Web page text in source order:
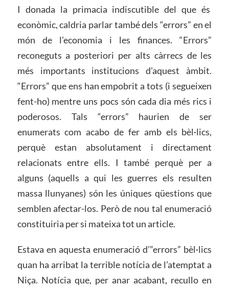
I donada la primacia indiscutible del que és
econòmic, caldria parlar també dels “errors” en el
món de l’economia i les finances. “Errors”
reconeguts a posteriori per alts càrrecs de les
més importants institucions d’aquest àmbit.
“Errors” que ens han empobrit a tots (i segueixen
fent-ho) mentre uns pocs són cada dia més rics i
poderosos. Tals “errors” haurien de ser
enumerats com acabo de fer amb els bèl·lics,
perquè estan absolutament i directament
relacionats entre ells. I també perquè per a
alguns (aquells a qui les guerres els resulten
massa llunyanes) són les úniques qüestions que
semblen afectar-los. Però de nou tal enumeració
constituiria per si mateixa tot un article.
Estava en aquesta enumeració d’”errors” bèl·lics
quan ha arribat la terrible notícia de l’atemptat a
Niça. Notícia que, per anar acabant, recullo en